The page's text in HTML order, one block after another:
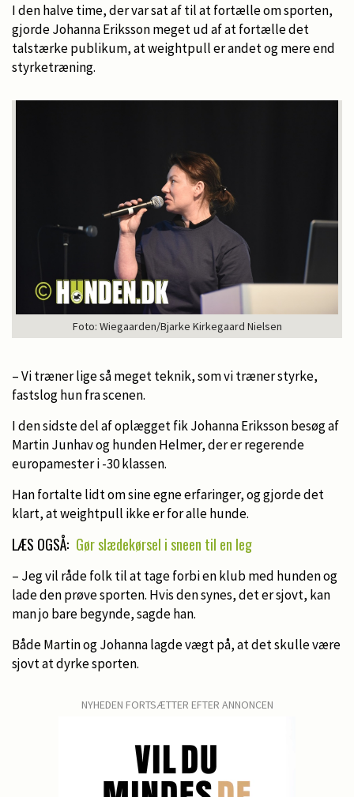
I den halve time, der var sat af til at fortælle om sporten,
gjorde Johanna Eriksson meget ud af at fortælle det
talstærke publikum, at weightpull er andet og mere end
styrketræning.
Foto: Wiegaarden/Bjarke Kirkegaard Nielsen
– Vi træner lige så meget teknik, som vi træner styrke,
fastslog hun fra scenen.
I den sidste del af oplægget fik Johanna Eriksson besøg af
Martin Junhav og hunden Helmer, der er regerende
europamester i -30 klassen.
Han fortalte lidt om sine egne erfaringer, og gjorde det
klart, at weightpull ikke er for alle hunde.
LÆS OGSÅ: Gør slædekørsel i sneen til en leg
– Jeg vil råde folk til at tage forbi en klub med hunden og
lade den prøve sporten. Hvis den synes, det er sjovt, kan
man jo bare begynde, sagde han.
Både Martin og Johanna lagde vægt på, at det skulle være
sjovt at dyrke sporten.
NYHEDEN FORTSÆTTER EFTER ANNONCEN